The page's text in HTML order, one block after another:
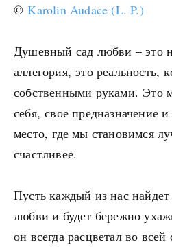
©Karolin Audace (L. P.)
Душевный сад любви – это
аллегория, это реальность,
собственными руками. Это
себя, свое предназначение
место, где мы становимся
счастливее.
Пусть каждый из нас
любви и будет бережно
он всегда расцветал во